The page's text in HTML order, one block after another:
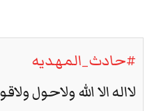
#حادث_المهديه
لااله الا الله ولاحول